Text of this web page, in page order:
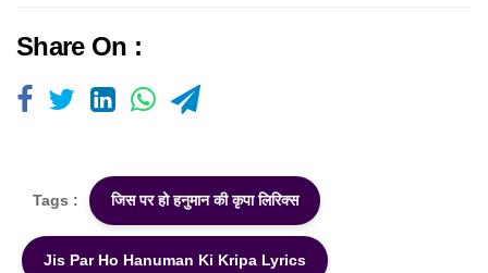
Share On :
Tags : जिस पर हो हनुमान की कृपा लिरिक्स
Jis Par Ho Hanuman Ki Kripa Lyrics